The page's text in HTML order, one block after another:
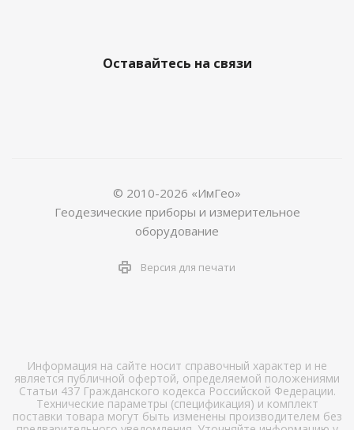
Оставайтесь на связи
© 2010-2026 «ИмГео»
Геодезические приборы и измерительное
оборудование
Версия для печати
Информация на сайте носит справочный характер и не
является публичной офертой, определяемой положениями
Статьи 437 Гражданского кодекса Российской Федерации.
Технические параметры (спецификация) и комплект
поставки товара могут быть изменены производителем без